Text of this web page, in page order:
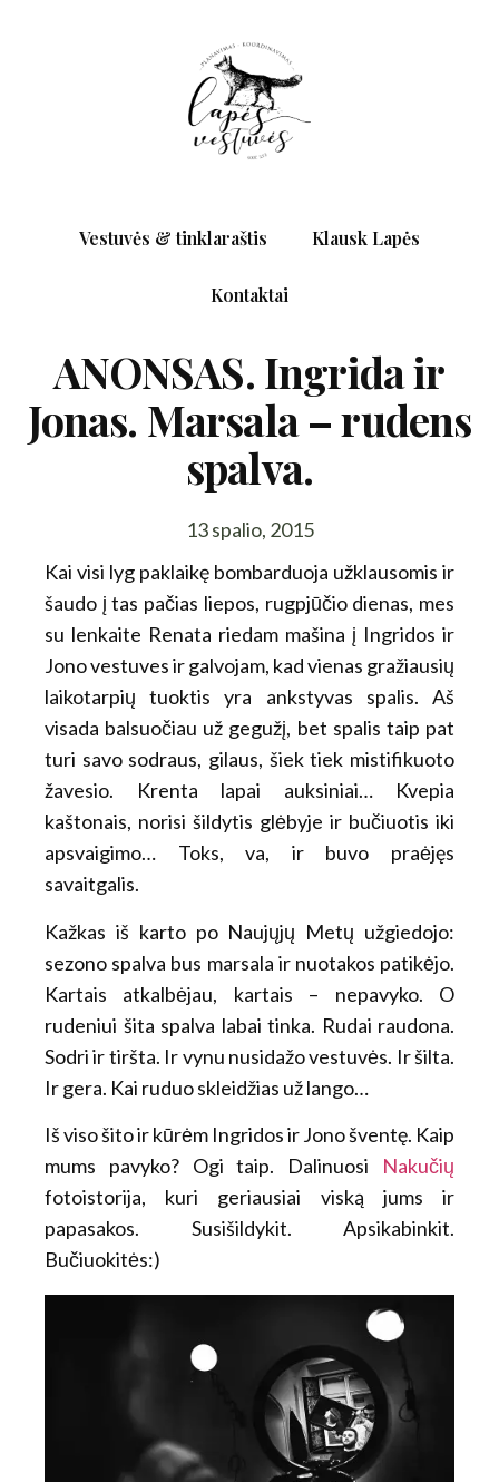
Vestuvės & tinklaraštis Klausk Lapės
Kontaktai
ANONSAS. Ingrida ir
Jonas. Marsala – rudens
spalva.
13 spalio, 2015
Kai visi lyg paklaikę bombarduoja užklausomis ir
šaudo į tas pačias liepos, rugpjūčio dienas, mes
su lenkaite Renata riedam mašina į Ingridos ir
Jono vestuves ir galvojam, kad vienas gražiausių
laikotarpių tuoktis yra ankstyvas spalis. Aš
visada balsuočiau už gegužį, bet spalis taip pat
turi savo sodraus, gilaus, šiek tiek mistifikuoto
žavesio. Krenta lapai auksiniai… Kvepia
kaštonais, norisi šildytis glėbyje ir bučiuotis iki
apsvaigimo… Toks, va, ir buvo praėjęs
savaitgalis.
Kažkas iš karto po Naujųjų Metų užgiedojo:
sezono spalva bus marsala ir nuotakos patikėjo.
Kartais atkalbėjau, kartais – nepavyko. O
rudeniui šita spalva labai tinka. Rudai raudona.
Sodri ir tiršta. Ir vynu nusidažo vestuvės. Ir šilta.
Ir gera. Kai ruduo skleidžias už lango…
Iš viso šito ir kūrėm Ingridos ir Jono šventę. Kaip
mums pavyko? Ogi taip. Dalinuosi Nakučių
fotoistorija, kuri geriausiai viską jums ir
papasakos. Susišildykit. Apsikabinkit.
Bučiuokitės:)